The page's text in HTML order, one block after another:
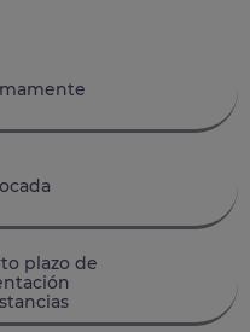
plazo de